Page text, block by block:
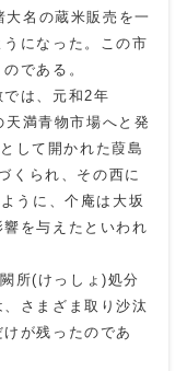
名の蔵米販売を一
になった。この市
である。
は、元和2年
満青物市場へと発
して開かれた葭島
くられ、その西に
うに、个庵は大坂
を与えたといわれ
所(けっしょ)処分
さまざま取り沙汰
が残ったのであ